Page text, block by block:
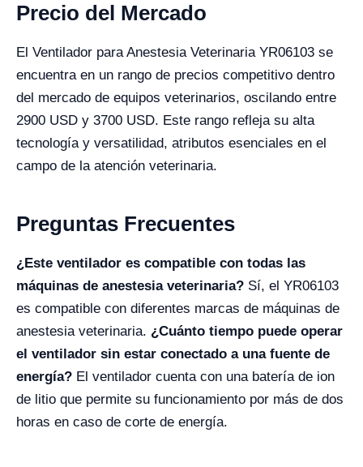
Precio del Mercado
El Ventilador para Anestesia Veterinaria YR06103 se
encuentra en un rango de precios competitivo dentro
del mercado de equipos veterinarios, oscilando entre
2900 USD y 3700 USD. Este rango refleja su alta
tecnología y versatilidad, atributos esenciales en el
campo de la atención veterinaria.
Preguntas Frecuentes
¿Este ventilador es compatible con todas las
máquinas de anestesia veterinaria? Sí, el YR06103
es compatible con diferentes marcas de máquinas de
anestesia veterinaria. ¿Cuánto tiempo puede operar
el ventilador sin estar conectado a una fuente de
energía? El ventilador cuenta con una batería de ion
de litio que permite su funcionamiento por más de dos
horas en caso de corte de energía.